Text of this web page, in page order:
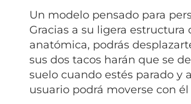
Un modelo pensado para
Gracias a su ligera
anatómica, podrás
sus dos tacos harán que se
suelo cuando estés parado y
usuario podrá moverse con